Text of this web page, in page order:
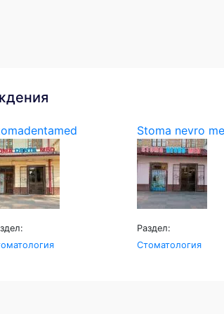
Stoma nevro
Раздел:
Стоматология